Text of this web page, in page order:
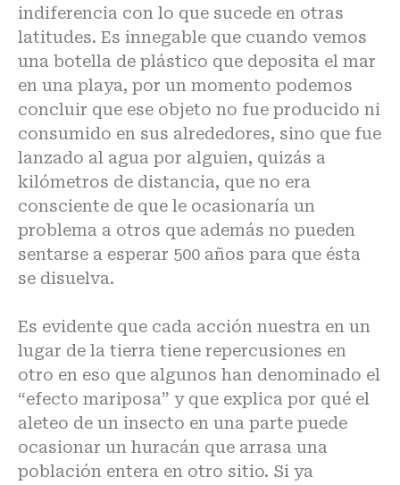
indiferencia con lo que sucede en otras
latitudes. Es innegable que cuando vemos
una botella de plástico que deposita el mar
en una playa, por un momento podemos
concluir que ese objeto no fue producido ni
consumido en sus alrededores, sino que fue
lanzado al agua por alguien, quizás a
kilómetros de distancia, que no era
consciente de que le ocasionaría un
problema a otros que además no pueden
sentarse a esperar 500 años para que ésta
se disuelva.
Es evidente que cada acción nuestra en un
lugar de la tierra tiene repercusiones en
otro en eso que algunos han denominado el
“efecto mariposa” y que explica por qué el
aleteo de un insecto en una parte puede
ocasionar un huracán que arrasa una
población entera en otro sitio. Si ya